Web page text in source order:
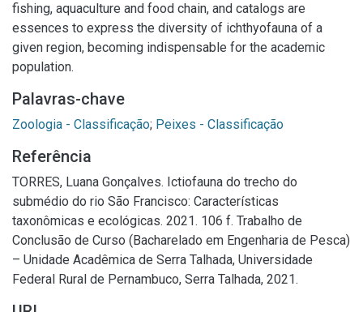
fishing, aquaculture and food chain, and catalogs are
essences to express the diversity of ichthyofauna of a
given region, becoming indispensable for the academic
population.
Palavras-chave
Zoologia - Classificação; Peixes - Classificação
Referência
TORRES, Luana Gonçalves. Ictiofauna do trecho do
submédio do rio São Francisco: Características
taxonômicas e ecológicas. 2021. 106 f. Trabalho de
Conclusão de Curso (Bacharelado em Engenharia de Pesca)
– Unidade Acadêmica de Serra Talhada, Universidade
Federal Rural de Pernambuco, Serra Talhada, 2021.